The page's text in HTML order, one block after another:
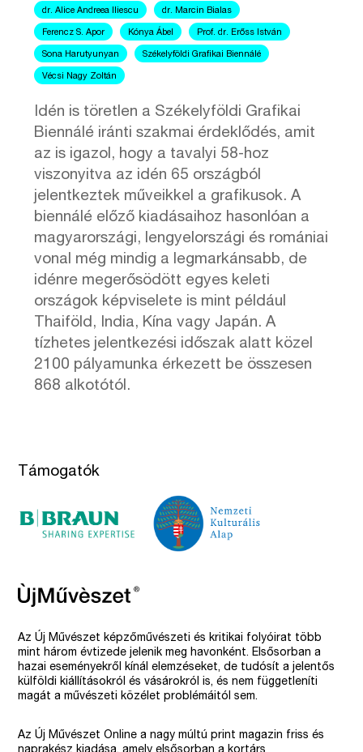
dr. Alice Andreea Iliescu dr. Marcin Bialas
Ferencz S. Apor Kónya Ábel Prof. dr. Erőss István
Sona Harutyunyan Székelyföldi Grafikai Biennálé
Vécsi Nagy Zoltán
Idén is töretlen a Székelyföldi Grafikai
Biennálé iránti szakmai érdeklődés, amit
az is igazol, hogy a tavalyi 58-hoz
viszonyitva az idén 65 országból
jelentkeztek műveikkel a grafikusok. A
biennálé előző kiadásaihoz hasonlóan a
magyarországi, lengyelországi és romániai
vonal még mindig a legmarkánsabb, de
idénre megerősödött egyes keleti
országok képviselete is mint például
Thaiföld, India, Kína vagy Japán. A
tízhetes jelentkezési időszak alatt közel
2100 pályamunka érkezett be összesen
868 alkotótól.
Támogatók
Az Új Művészet képzőművészeti és kritikai folyóirat több
mint három évtizede jelenik meg havonként. Elsősorban a
hazai eseményekről kínál elemzéseket, de tudósít a jelentős
külföldi kiállításokról és vásárokról is, és nem függetleníti
magát a művészeti közélet problémáitól sem.
Az Új Művészet Online a nagy múltú print magazin friss és